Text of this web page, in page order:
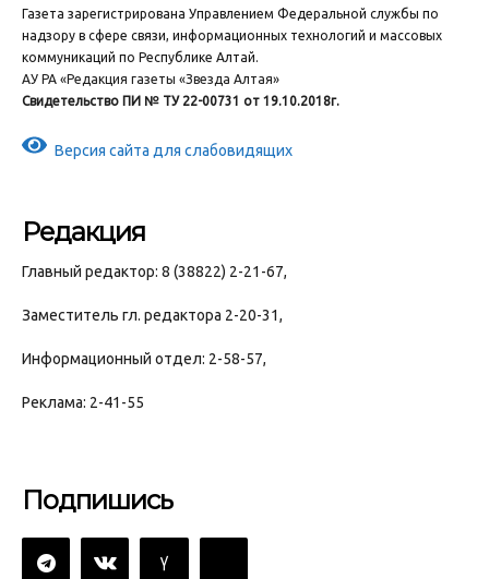
Газета зарегистрирована Управлением Федеральной службы по
надзору в сфере связи, информационных технологий и массовых
коммуникаций по Республике Алтай.
АУ РА «Редакция газеты «Звезда Алтая»
Свидетельство ПИ № ТУ 22-00731 от 19.10.2018г.
Версия сайта для слабовидящих
Редакция
Главный редактор: 8 (38822) 2-21-67,
Заместитель гл. редактора 2-20-31,
Информационный отдел: 2-58-57,
Реклама: 2-41-55
Подпишись